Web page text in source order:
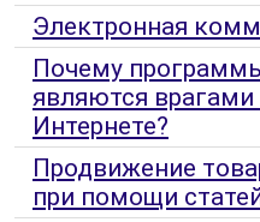
Электронная
Почему
являются
Интернете?
Продвижение
при помощи